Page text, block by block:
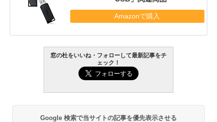
Amazonで購入
窓の杜をいいね・フォローして最新記事をチ
ェック！
Google 検索で当サイトの記事を優先表示させる